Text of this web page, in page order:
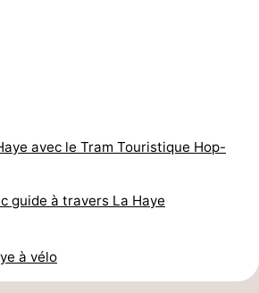
avec le Tram Touristique Hop-
guide à travers La Haye
à vélo